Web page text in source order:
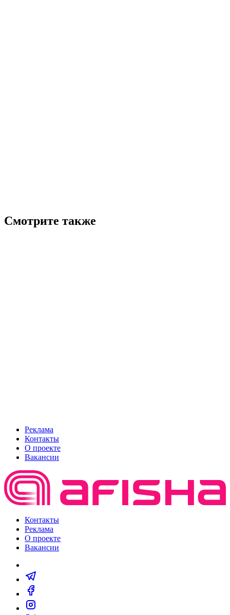
Смотрите также
Реклама
Контакты
О проекте
Вакансии
Контакты
Реклама
О проекте
Вакансии